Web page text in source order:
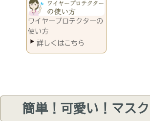
ワイヤープロテクターの
使い方
簡単！可愛い！マス